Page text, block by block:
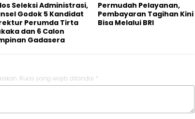
Seleksi Administrasi,
Godok 5 Kandidat
Perumda Tirta
dan 6 Calon
Gadasera
Permudah Pelayanan,
Pembayaran Tagihan Kini
Bisa Melalui BRI
Ruas yang wajib ditandai *